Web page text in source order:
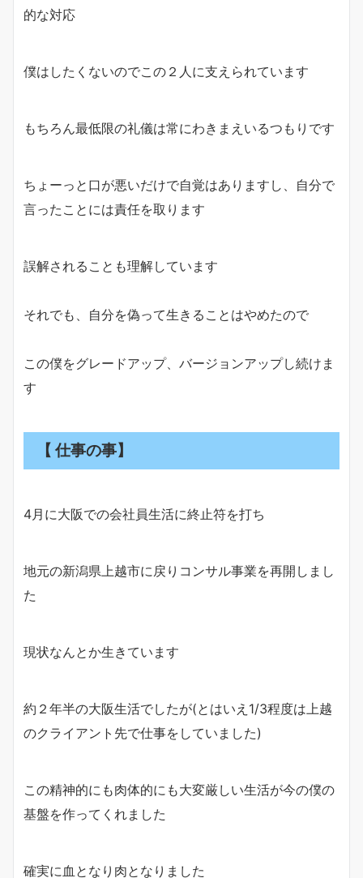
的な対応
僕はしたくないのでこの２人に支えられています
もちろん最低限の礼儀は常にわきまえいるつもりです
ちょーっと口が悪いだけで自覚はありますし、自分で
言ったことには責任を取ります
誤解されることも理解しています
それでも、自分を偽って生きることはやめたので
この僕をグレードアップ、バージョンアップし続けま
す
【 仕事の事】
4月に大阪での会社員生活に終止符を打ち
地元の新潟県上越市に戻りコンサル事業を再開しまし
た
現状なんとか生きています
約２年半の大阪生活でしたが(とはいえ1/3程度は上越
のクライアント先で仕事をしていました)
この精神的にも肉体的にも大変厳しい生活が今の僕の
基盤を作ってくれました
確実に血となり肉となりました